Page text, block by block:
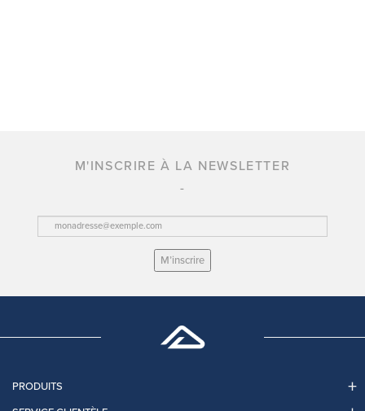
M'INSCRIRE À LA NEWSLETTER
M’inscrire
PRODUITS